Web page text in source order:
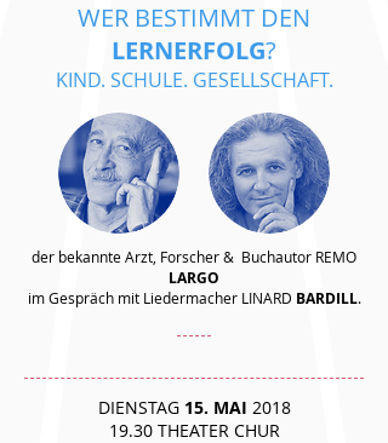
WER BESTIMMT DEN
LERNERFOLG?
KIND. SCHULE. GESELLSCHAFT.
der bekannte Arzt, Forscher & Buchautor REMO
LARGO
im Gespräch mit Liedermacher LINARD BARDILL.
DIENSTAG15. MAI 2018
19.30 THEATER CHUR